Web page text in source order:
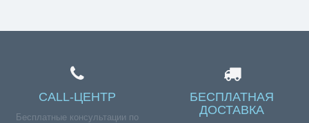
CALL-ЦЕНТР
Бесплатные консультации по
БЕСПЛАТНАЯ
ДОСТАВКА